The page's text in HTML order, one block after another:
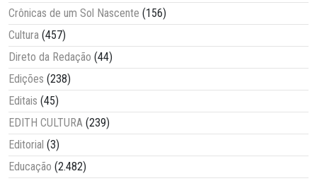
Crônicas de um Sol Nascente (156)
Cultura (457)
Direto da Redação (44)
Edições (238)
Editais (45)
EDITH CULTURA (239)
Editorial (3)
Educação (2.482)